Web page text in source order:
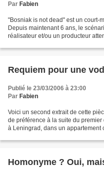
Par Fabien
"Bosniak is not dead" est un court-
Depuis maintenant 6 ans, le
réalisateur et/ou un producteur
Requiem pour une
Publié le 23/03/2006 à 23:00
Par Fabien
Voici un second extrait de cette
de préférence à la suite du premier
à Leningrad, dans un appartement
Homonyme ? Oui,